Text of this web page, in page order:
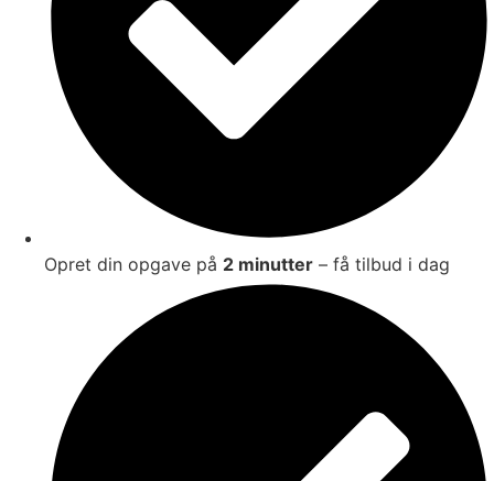
Opret din opgave på 2 minutter – få tilbud i dag